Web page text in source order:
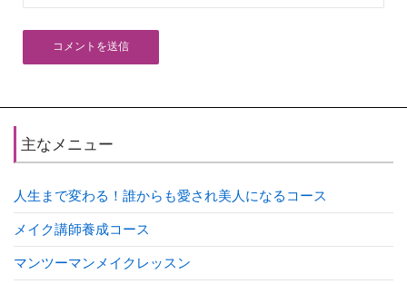
主なメニュー
人生まで変わる！誰からも愛され美人になるコース
メイク講師養成コース
マンツーマンメイクレッスン